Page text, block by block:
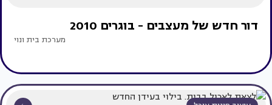
דור חדש של מעצבים - בוגרים 2010
מערכת בית ונוי